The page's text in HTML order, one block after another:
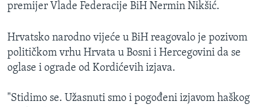
premijer Vlade Federacije BiH Nermin Nikšić.
Hrvatsko narodno vijeće u BiH reagovalo je pozivom
političkom vrhu Hrvata u Bosni i Hercegovini da se
oglase i ograde od Kordićevih izjava.
"Stidimo se. Užasnuti smo i pogođeni izjavom haškog